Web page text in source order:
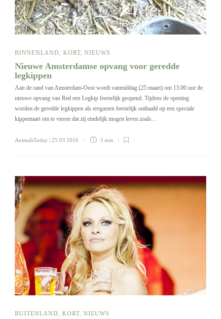
BINNENLAND, KORT, NIEUWS
Nieuwe Amsterdamse opvang voor geredde
legkippen
Aan de rand van Amsterdam-Oost wordt vanmiddag (25 maart) om 13.00 uur de
nieuwe opvang van Red een Legkip feestelijk geopend. Tijdens de opening
worden de geredde legkippen als eregasten feestelijk onthaald op een speciale
kippentaart om te vieren dat zij eindelijk mogen leven zoals…
AnimalsToday | 25 03 2016 3 min
BUITENLAND KORT NIEUWS